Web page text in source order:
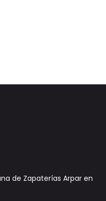
de Zapaterías Arpar en